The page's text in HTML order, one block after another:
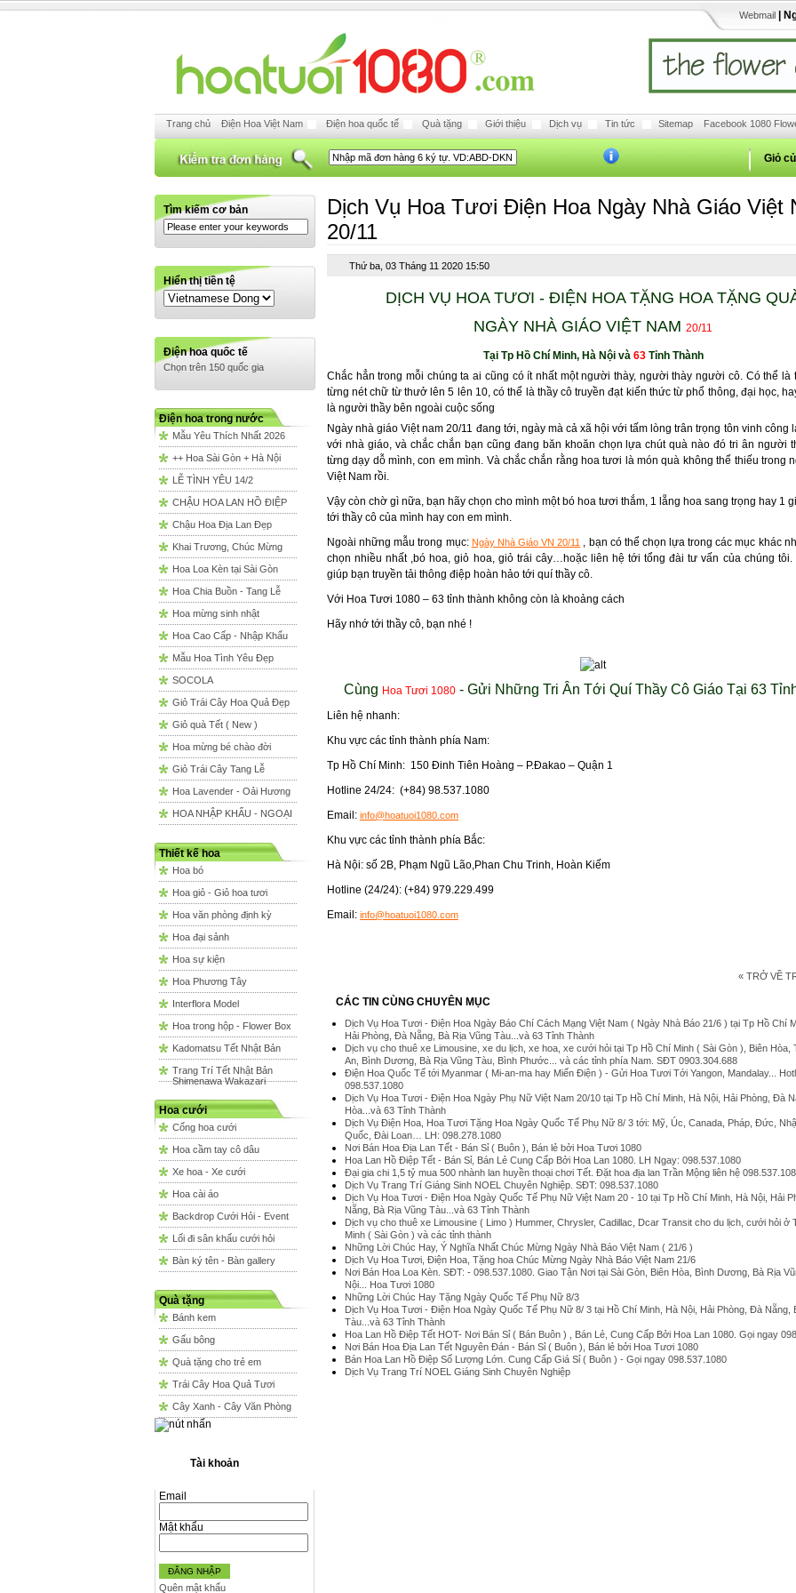
Webmail |
Trang chủ Điện Hoa Việt Nam Điện hoa quốc tế Quà tặng Giới thiệu Dịch vụ Tin tức Sitemap Facebook 1080
Giỏ
Tìm kiếm cơ bản
Hiển thị tiền tệ
Điện hoa quốc tế
Chọn trên 150 quốc gia
Điện hoa trong nước
Mẫu Yêu Thích Nhất 2026
++ Hoa Sài Gòn + Hà Nội
LỄ TÌNH YÊU 14/2
CHẬU HOA LAN HỒ ĐIỆP
Chậu Hoa Địa Lan Đẹp
Khai Trương, Chúc Mừng
Hoa Loa Kèn tại Sài Gòn
Hoa Chia Buồn - Tang Lễ
Hoa mừng sinh nhật
Hoa Cao Cấp - Nhập Khẩu
Mẫu Hoa Tình Yêu Đẹp
SOCOLA
Giỏ Trái Cây Hoa Quả Đẹp
Giỏ quà Tết ( New )
Hoa mừng bé chào đời
Giỏ Trái Cây Tang Lễ
Hoa Lavender - Oải Hương
HOA NHẬP KHẨU - NGOẠI
Thiết kế hoa
Hoa bó
Hoa giỏ - Giỏ hoa tươi
Hoa văn phòng định kỳ
Hoa đại sảnh
Hoa sự kiện
Hoa Phương Tây
Interflora Model
Hoa trong hộp - Flower Box
Kadomatsu Tết Nhật Bản
Trang Trí Tết Nhật Bản
Shimenawa Wakazari
Hoa cưới
Cổng hoa cưới
Hoa cầm tay cô dâu
Xe hoa - Xe cưới
Hoa cài áo
Backdrop Cưới Hỏi - Event
Lối đi sân khấu cưới hỏi
Bàn ký tên - Bàn gallery
Quà tặng
Bánh kem
Gấu bông
Quà tặng cho trẻ em
Trái Cây Hoa Quả Tươi
Cây Xanh - Cây Văn Phòng
Tài khoản
Email
Mật khẩu
ĐĂNG NHẬP
Quên mật khẩu
Dịch Vụ Hoa Tươi Điện Hoa Ngày Nhà Giáo Việt
20/11
Thứ ba, 03 Tháng 11 2020 15:50
DỊCH VỤ HOA TƯƠI - ĐIỆN HOA TẶNG HOA TẶNG
NGÀY NHÀ GIÁO VIỆT NAM 20/11
Tại Tp Hồ Chí Minh, Hà Nội và 63Tỉnh Thành
Chắc hẳn trong mỗi chúng ta ai cũng có ít nhất một người thày, người thày người cô. Có thể là
từng nét chữ từ thưở lên 5 lên 10, có thể là thầy cô truyền đạt kiến thức từ phổ thông, đại học,
là người thầy bên ngoài cuộc sống
Ngày nhà giáo Việt nam 20/11 đang tới, ngày mà cả xã hội với tấm lòng trân trọng tôn vinh công
với nhà giáo, và chắc chắn bạn cũng đang băn khoăn chọn lựa chút quà nào đó tri ân người
từng dạy dỗ mình, con em mình. Và chắc chắn rằng hoa tươi là món quà không thể thiếu trong
Việt Nam rồi.
Vậy còn chờ gì nữa, bạn hãy chọn cho mình một bó hoa tươi thắm, 1 lẵng hoa sang trọng hay 1
tới thầy cô của mình hay con em mình.
Ngoài những mẫu trong mục: Ngày Nhà Giáo VN 20/11 , bạn có thể chọn lựa trong các mục khác
chọn nhiều nhất ,bó hoa, giỏ hoa, giỏ trái cây…hoặc liên hệ tới tổng đài tư vấn của chúng tôi.
giúp bạn truyền tải thông điệp hoàn hảo tới quí thầy cô.
Với Hoa Tươi 1080 – 63 tỉnh thành không còn là khoảng cách
Hãy nhớ tới thầy cô, bạn nhé !
Cùng Hoa Tươi 1080- Gửi Những Tri Ân Tới Quí Thầy Cô Giáo Tại 63
Liên hệ nhanh:
Khu vực các tỉnh thành phía Nam:
Tp Hồ Chí Minh: 150 Đinh Tiên Hoàng – P.Đakao – Quận 1
Hotline 24/24: (+84) 98.537.1080
Email: info@hoatuoi1080.com
Khu vực các tỉnh thành phía Bắc:
Hà Nội: số 2B, Phạm Ngũ Lão,Phan Chu Trinh, Hoàn Kiếm
Hotline (24/24): (+84) 979.229.499
Email: info@hoatuoi1080.com
« TRỞ VỀ
CÁC TIN CÙNG CHUYÊN MỤC
Dịch Vụ Hoa Tươi - Điện Hoa Ngày Báo Chí Cách Mạng Việt Nam ( Ngày Nhà Báo 21/6 ) tại Tp Hồ Chí
Hải Phòng, Đà Nẵng, Bà Rịa Vũng Tàu...và 63 Tỉnh Thành
Dịch vụ cho thuê xe Limousine, xe du lịch, xe hoa, xe cưới hỏi tại Tp Hồ Chí Minh ( Sài Gòn ), Biên Hòa,
An, Bình Dương, Bà Rịa Vũng Tàu, Bình Phước... và các tỉnh phía Nam. SĐT 0903.304.688
Điện Hoa Quốc Tế tới Myanmar ( Mi-an-ma hay Miến Điện ) - Gửi Hoa Tươi Tới Yangon, Mandalay...
098.537.1080
Dịch Vụ Hoa Tươi - Điện Hoa Ngày Phụ Nữ Việt Nam 20/10 tại Tp Hồ Chí Minh, Hà Nội, Hải Phòng, Đà
Hòa...và 63 Tỉnh Thành
Dịch Vụ Điện Hoa, Hoa Tươi Tặng Hoa Ngày Quốc Tế Phụ Nữ 8/ 3 tới: Mỹ, Úc, Canada, Pháp, Đức,
Quốc, Đài Loan… LH: 098.278.1080
Nơi Bán Hoa Địa Lan Tết - Bán Sỉ ( Buôn ), Bán lẻ bởi Hoa Tươi 1080
Hoa Lan Hồ Điệp Tết - Bán Sỉ, Bán Lẻ Cung Cấp Bởi Hoa Lan 1080. LH Ngay: 098.537.1080
Đại gia chi 1,5 tỷ mua 500 nhành lan huyền thoại chơi Tết. Đặt hoa địa lan Trần Mộng liên hệ
Dịch Vụ Trang Trí Giáng Sinh NOEL Chuyên Nghiệp. SĐT: 098.537.1080
Dịch Vụ Hoa Tươi - Điện Hoa Ngày Quốc Tế Phụ Nữ Việt Nam 20 - 10 tại Tp Hồ Chí Minh, Hà Nội, Hải
Nẵng, Bà Rịa Vũng Tàu...và 63 Tỉnh Thành
Dịch vụ cho thuê xe Limousine ( Limo ) Hummer, Chrysler, Cadillac, Dcar Transit cho du lịch, cưới hỏi ở
Minh ( Sài Gòn ) và các tỉnh thành
Những Lời Chúc Hay, Ý Nghĩa Nhất Chúc Mừng Ngày Nhà Báo Việt Nam ( 21/6 )
Dịch Vụ Hoa Tươi, Điện Hoa, Tặng hoa Chúc Mừng Ngày Nhà Báo Việt Nam 21/6
Nơi Bán Hoa Loa Kèn. SĐT: - 098.537.1080. Giao Tận Nơi tại Sài Gòn, Biên Hòa, Bình Dương, Bà Rịa
Nội... Hoa Tươi 1080
Những Lời Chúc Hay Tặng Ngày Quốc Tế Phụ Nữ 8/3
Dịch Vụ Hoa Tươi - Điện Hoa Ngày Quốc Tế Phụ Nữ 8/ 3 tại Hồ Chí Minh, Hà Nội, Hải Phòng, Đà Nẵng,
Tàu...và 63 Tỉnh Thành
Hoa Lan Hồ Điệp Tết HOT- Nơi Bán Sỉ ( Bán Buôn ) , Bán Lẻ, Cung Cấp Bởi Hoa Lan 1080. Gọi ngay
Nơi Bán Hoa Địa Lan Tết Nguyên Đán - Bán Sỉ ( Buôn ), Bán lẻ bởi Hoa Tươi 1080
Bán Hoa Lan Hồ Điệp Số Lượng Lớn. Cung Cấp Giá Sỉ ( Buôn ) - Gọi ngay 098.537.1080
Dịch Vụ Trang Trí NOEL Giáng Sinh Chuyên Nghiệp